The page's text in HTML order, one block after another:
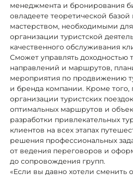
менеджмента и бронирования
овладеете теоретической
мастерством, необходимыми
организации туристской
качественного обслуживания
Сможет управлять доходностью
направлений и маршрутов,
мероприятия по продвижению
и бренда компании. Кроме того,
организации туристских
оптимальных маршрутов и
разработки привлекательных
клиентов на всех этапах
решения профессиональных
от ведения переговоров и
до сопровождения групп.
«Если вы давно хотели сменить